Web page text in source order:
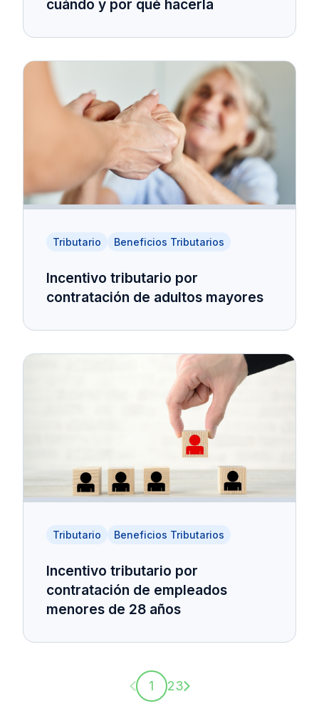
cuándo y por qué hacerla
Tributario Beneficios Tributarios
Incentivo tributario por
contratación de adultos mayores
Tributario Beneficios Tributarios
Incentivo tributario por
contratación de empleados
menores de 28 años
Página anterior
1 23 Página siguiente